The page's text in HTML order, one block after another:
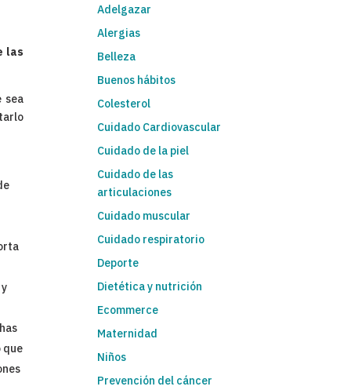
las
sea
que
Adelgazar
Alergias
Belleza
Buenos hábitos
Colesterol
Cuidado Cardiovascular
Cuidado de la piel
Cuidado de las
articulaciones
Cuidado muscular
Cuidado respiratorio
Deporte
Dietética y nutrición
Ecommerce
Maternidad
Niños
Prevención del cáncer